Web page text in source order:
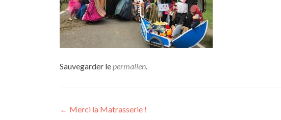
Sauvegarder lepermalien.
Navigation
← Merci la Matrasserie !